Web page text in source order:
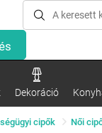
Dekoráció
cipők Női